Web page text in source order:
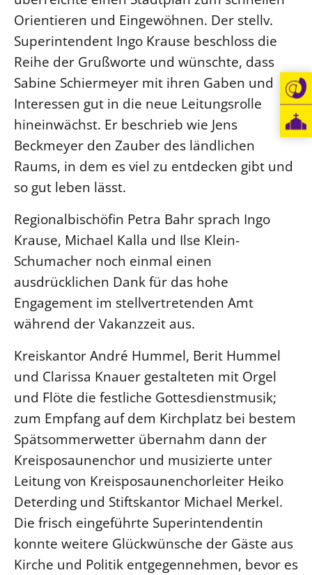
Orientieren und Eingewöhnen. Der stellv.
Superintendent Ingo Krause beschloss die
Reihe der Grußworte und wünschte, dass
Sabine Schiermeyer mit ihren Gaben und
Interessen gut in die neue Leitungsrolle
hineinwächst. Er beschrieb wie Jens
Beckmeyer den Zauber des ländlichen
Raums, in dem es viel zu entdecken gibt und
so gut leben lässt.
Regionalbischöfin Petra Bahr sprach Ingo
Krause, Michael Kalla und Ilse Klein-
Schumacher noch einmal einen
ausdrücklichen Dank für das hohe
Engagement im stellvertretenden Amt
während der Vakanzzeit aus.
Kreiskantor André Hummel, Berit Hummel
und Clarissa Knauer gestalteten mit Orgel
und Flöte die festliche Gottesdienstmusik;
zum Empfang auf dem Kirchplatz bei bestem
Spätsommerwetter übernahm dann der
Kreisposaunenchor und musizierte unter
Leitung von Kreisposaunenchorleiter Heiko
Deterding und Stiftskantor Michael Merkel.
Die frisch eingeführte Superintendentin
konnte weitere Glückwünsche der Gäste aus
Kirche und Politik entgegennehmen, bevor es